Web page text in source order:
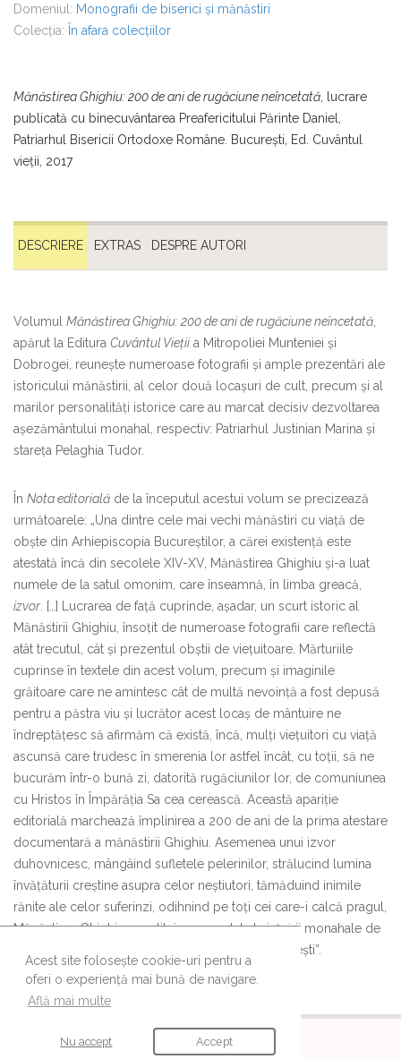
Acest site folosește cookie-uri pentru a
oferi o experiență mai bună de navigare.
Află mai multe
Nu accept Accept
Domeniul: Monografii de biserici și mănăstiri
Colecția: În afara colecțiilor
Mănăstirea Ghighiu: 200 de ani de rugăciune neîncetată , lucrare
publicată cu binecuvântarea Preafericitului Părinte Daniel,
Patriarhul Bisericii Ortodoxe Române. Bucureşti, Ed. Cuvântul
vieţii, 2017
DESCRIERE EXTRAS DESPRE AUTORI
Volumul Mănăstirea Ghighiu: 200 de ani de rugăciune neîncetată
apărut la Editura Cuvântul Vieții a Mitropoliei Munteniei și
Dobrogei, reunește numeroase fotografii și ample prezentări ale
istoricului mănăstirii, al celor două locașuri de cult, precum și al
marilor personalități istorice care au marcat decisiv dezvoltarea
așezământului monahal, respectiv: Patriarhul Justinian Marina și
stareța Pelaghia Tudor.
În Nota editorială de la începutul acestui volum se precizează
următoarele: „Una dintre cele mai vechi mănăstiri cu viață de
obște din Arhiepiscopia Bucureștilor, a cărei existență este
atestată încă din secolele XIV-XV, Mănăstirea Ghighiu și-a luat
numele de la satul omonim, care înseamnă, în limba greacă,
izvor . […] Lucrarea de față cuprinde, așadar, un scurt istoric al
Mănăstirii Ghighiu, însoțit de numeroase fotografii care reflectă
atât trecutul, cât și prezentul obștii de viețuitoare. Mărturiile
cuprinse în textele din acest volum, precum și imaginile
grăitoare care ne amintesc cât de multă nevoință a fost depusă
pentru a păstra viu și lucrător acest locaș de mântuire ne
îndreptățesc să afirmăm că există, încă, mulți viețuitori cu viață
ascunsă care trudesc în smerenia lor astfel încât, cu toții, să ne
bucurăm într-o bună zi, datorită rugăciunilor lor, de comuniunea
cu Hristos în Împărăția Sa cea cerească. Această apariție
editorială marchează împlinirea a 200 de ani de la prima atestare
documentară a mănăstirii Ghighiu. Asemenea unui izvor
duhovnicesc, mângâind sufletele pelerinilor, strălucind lumina
învățăturii creștine asupra celor neștiutori, tămăduind inimile
rănite ale celor suferinzi, odihnind pe toți cei care-i calcă pragul,
Mănăstirea Ghighiu constituie un model al viețuirii monahale de
obște și un reper al spiritualității ortodoxe românești”.
URMĂREȘTE-NE